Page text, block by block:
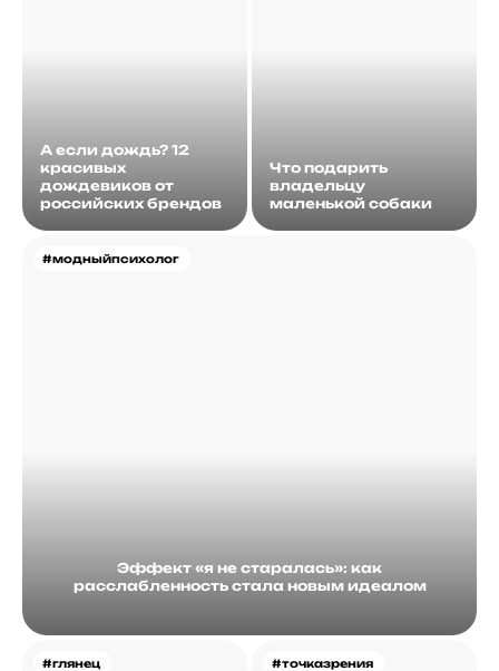
А если дождь? 12
красивых
дождевиков от
российских брендов
#модныйпсихолог
Эффект «я не старалась»: как
расслабленность стала новым идеалом
Что подарить
владельцу
маленькой собаки
#глянец #точказрения